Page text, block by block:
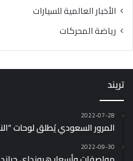
الأخبار العالمية للسيارات
رياضة المحركات
تريند
2022-07-28
المرور السعودي يُطلق لوحات
2022-09-30